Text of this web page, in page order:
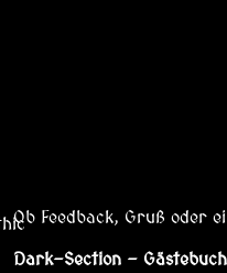
Ob Feedback, Gruß oder
Dark-Section - Gästebuch